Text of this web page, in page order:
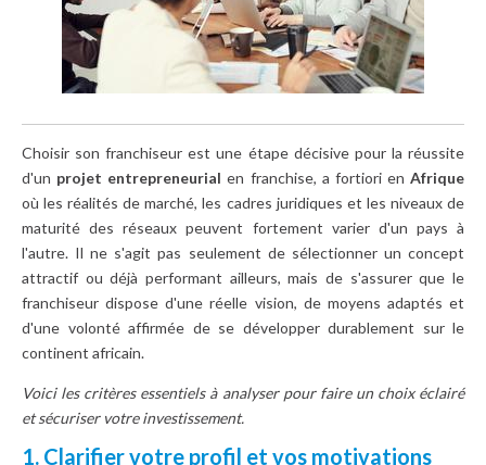
Choisir son franchiseur est une étape décisive pour la réussite
d'un projet entrepreneurial en franchise, a fortiori en Afrique
où les réalités de marché, les cadres juridiques et les niveaux de
maturité des réseaux peuvent fortement varier d'un pays à
l'autre. Il ne s'agit pas seulement de sélectionner un concept
attractif ou déjà performant ailleurs, mais de s'assurer que le
franchiseur dispose d'une réelle vision, de moyens adaptés et
d'une volonté affirmée de se développer durablement sur le
continent africain.
Voici les critères essentiels à analyser pour faire un choix éclairé
et sécuriser votre investissement.
1. Clarifier votre profil et vos motivations